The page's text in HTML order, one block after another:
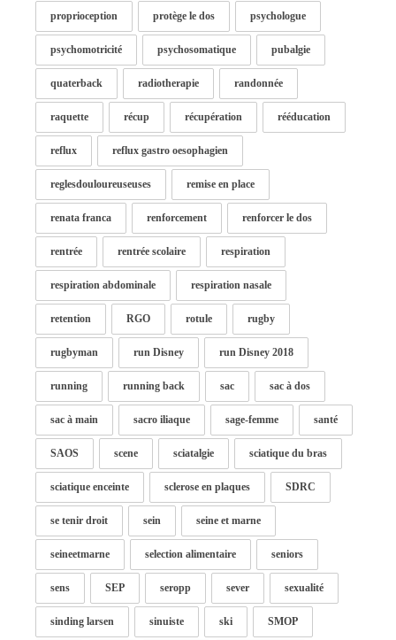
proprioception protège le dos psychologue
psychomotricité psychosomatique pubalgie
quaterback radiotherapie randonnée
raquette récup récupération rééducation
reflux reflux gastro oesophagien
reglesdouloureuseuses remise en place
renata franca renforcement renforcer le dos
rentrée rentrée scolaire respiration
respiration abdominale respiration nasale
retention RGO rotule rugby
rugbyman run Disney run Disney 2018
running running back sac sac à dos
sac à main sacro iliaque sage-femme santé
SAOS scene sciatalgie sciatique du bras
sciatique enceinte sclerose en plaques SDRC
se tenir droit sein seine et marne
seineetmarne selection alimentaire seniors
sens SEP seropp sever sexualité
sinding larsen sinuiste ski SMOP